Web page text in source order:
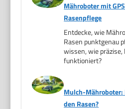
Mähroboter mit
Rasenpflege
Entdecke, wie
Rasen punktgenau
wissen, wie
funktioniert?
Mulch-
den Rasen?